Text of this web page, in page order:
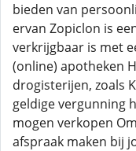
bieden van
ervan Zopiclon is
verkrijgbaar is met
(online) apotheken
drogisterijen, zoals
geldige vergunning
mogen verkopen
afspraak maken bij